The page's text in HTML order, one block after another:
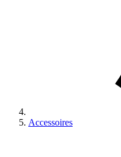
Accessoires